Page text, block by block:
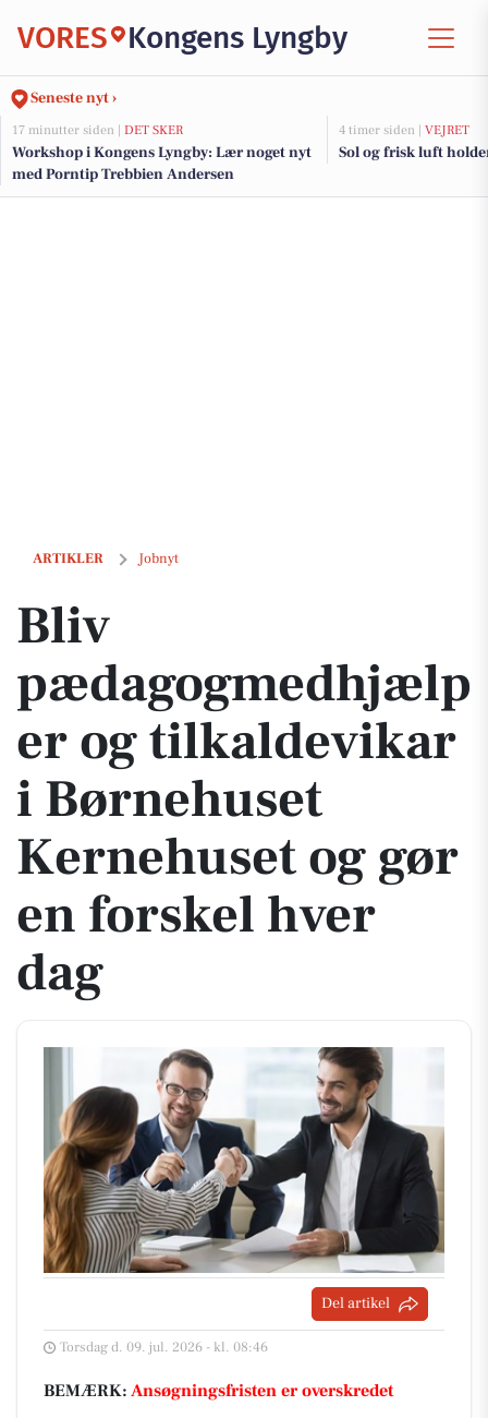
VORES Kongens Lyngby
Seneste nyt ›
17 minutter siden | DET SKER
Workshop i Kongens Lyngby: Lær noget nyt
med Porntip Trebbien Andersen
4 timer siden | VEJRET
Sol og frisk luft
ARTIKLER Jobnyt
Bliv pædagogmedhjælper og tilkaldevikar i Børnehuset Kernehuset
Bliv
pædagogmedhjælp
er og tilkaldevikar
i Børnehuset
Kernehuset og gør
en forskel hver
dag
Del artikel
Torsdag d. 09. jul. 2026 - kl. 08:46
BEMÆRK: Ansøgningsfristen er overskredet